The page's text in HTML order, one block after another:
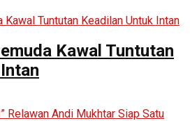
Kawal Tuntutan